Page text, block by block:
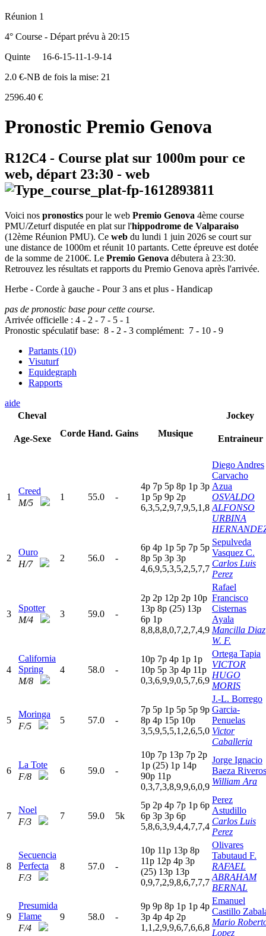
Réunion 1
4° Course - Départ prévu à 20:15
Quinte
16-6-15-11-1-9-14
2.0 €-NB de fois la mise: 21
2596.40 €
Pronostic Premio Genova
R12C4 - Course plat sur 1000m pour ce
web, départ 23:30 - web
Voici nos pronostics pour le web Premio Genova 4ème course
PMU/Zeturf disputée en plat sur l'hippodrome de Valparaiso
(12ème Réunion PMU). Ce web du lundi 1 juin 2026 se court sur
une distance de 1000m et réunit 10 partants. Cette épreuve est dotée
de la somme de 2100€. Le Premio Genova débutera à 23:30.
Retrouvez les résultats et rapports du Premio Genova après l'arrivée.
Herbe - Corde à gauche - Pour 3 ans et plus - Handicap
pas de pronostic base pour cette course.
Arrivée officielle : 4 - 2 - 7 - 5 - 1
Pronostic spéculatif base: 8 - 2 - 3 complément: 7 - 10 - 9
Partants (10)
Visuturf
Equidegraph
Rapports
aide
Cheval
Age-Sexe
Corde Hand. Gains Musique
Jockey
Entraineur
1
Creed
M/5
1 55.0 -
4p 7p 5p 8p 1p 3p
1p 5p 9p 2p
6,3,5,2,9,7,9,5,1,8
Diego Andres
Carvacho
Azua
OSVALDO
ALFONSO
URBINA
2
Ouro
H/7
2 56.0 -
6p 4p 1p 5p 7p 5p
8p 5p 3p 3p
4,6,9,5,3,5,2,5,7,7
Sepulveda
Vasquez C.
Carlos Luis
Perez
3
Spotter
M/4
3 59.0 -
2p 2p 12p 2p 10p
13p 8p (25) 13p
6p 1p
8,8,8,8,0,7,2,7,4,9
Rafael
Francisco
Cisternas
Ayala
Mancilla Diaz
W. F.
4
California
Spring
M/8
4 58.0 -
10p 7p 4p 1p 1p
10p 5p 3p 4p 11p
0,3,6,9,9,0,5,7,6,9
Ortega Tapia
VICTOR
HUGO
MORIS
5
Moringa
F/5
5 57.0 -
7p 5p 1p 5p 5p 9p
8p 4p 15p 10p
3,5,9,5,5,1,2,6,5,0
J.-L. Borrego
Garcia-
Penuelas
Victor
Caballeria
6
La Tote
F/8
6 59.0 -
10p 7p 13p 7p 2p
1p (25) 1p 14p
90p 11p
0,3,7,3,8,9,9,6,0,9
Jorge Ignacio
Baeza Riveros
William Ara
7
Noel
F/3
7 59.0 5k
5p 2p 4p 7p 1p 6p
6p 3p 3p 6p
5,8,6,3,9,4,4,7,7,4
Perez
Astudillo
Carlos Luis
Perez
8
Secuencia
Perfecta
F/3
8 57.0 -
10p 11p 13p 8p
11p 12p 4p 3p
(25) 13p 13p
0,9,7,2,9,8,6,7,7,7
Olivares
Tabutaud F.
RAFAEL
ABRAHAM
BERNAL
9
Presumida
Flame
F/4
9 58.0 -
9p 9p 8p 1p 1p 4p
3p 4p 4p 2p
1,1,2,9,9,6,7,6,6,8
Emanuel
Castillo
Mario
Lopez